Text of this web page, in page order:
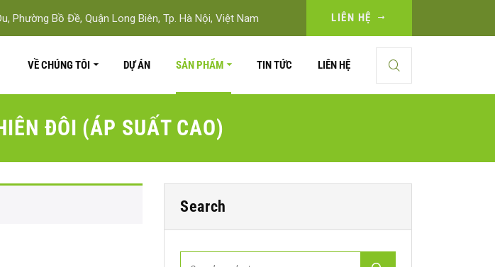
Phường Bồ Đề, Quận Long Biên, Tp. Hà Nội, Việt Nam LIÊN HỆ
VỀ CHÚNG TÔI DỰ ÁN SẢN PHẨM TIN TỨC LIÊN HỆ
ĐÔI (ÁP SUẤT CAO)
Search